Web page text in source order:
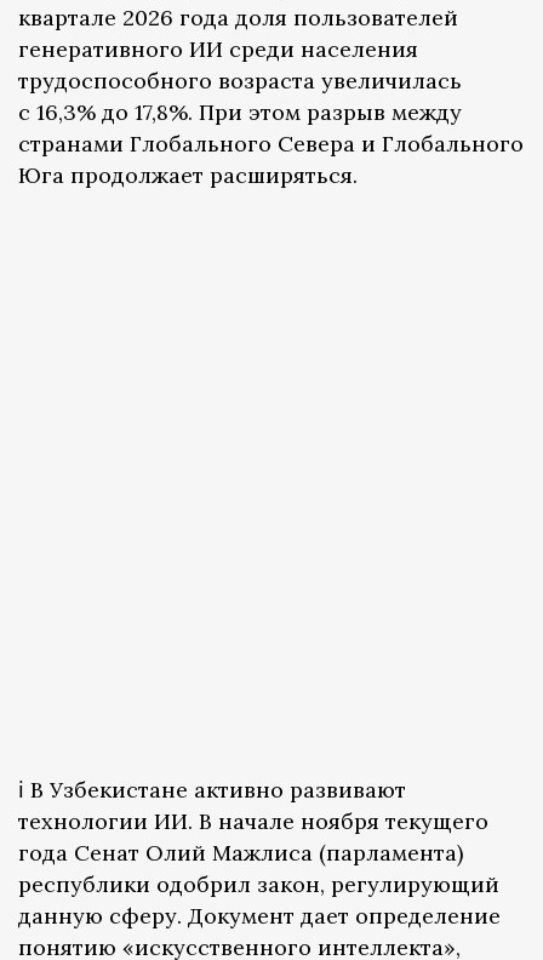
квартале 2026 года доля пользователей
генеративного ИИ среди населения
трудоспособного возраста увеличилась
с 16,3% до 17,8%. При этом разрыв между
странами Глобального Севера и Глобального
Юга продолжает расширяться.
ℹ️ В Узбекистане активно развивают
технологии ИИ. В начале ноября текущего
года Сенат Олий Мажлиса (парламента)
республики одобрил закон, регулирующий
данную сферу. Документ дает определение
понятию «искусственного интеллекта»,